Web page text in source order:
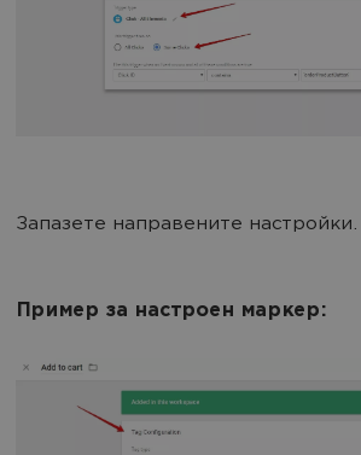
Запазете направените настройки.
Пример за настроен маркер: